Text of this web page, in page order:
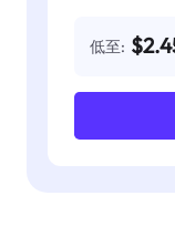
低至: